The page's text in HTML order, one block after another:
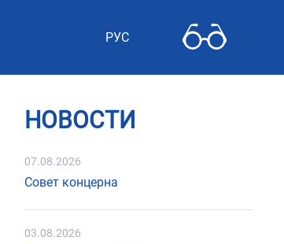
РУС
НОВОСТИ
07.08.2026
Совет концерна
03.08.2026